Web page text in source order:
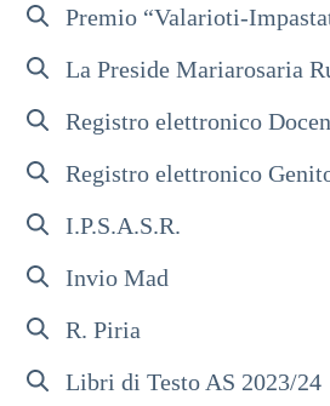
Premio “Valarioti-
La Preside Mariarosaria
Registro elettronico
Registro elettronico
I.P.S.A.S.R.
Invio Mad
R. Piria
Libri di Testo AS 2023/24